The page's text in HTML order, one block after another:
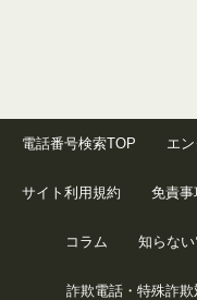
電話番号検索TOP エ
サイト利用規約 免責事
コラム 知らな
詐欺電話・特殊詐欺